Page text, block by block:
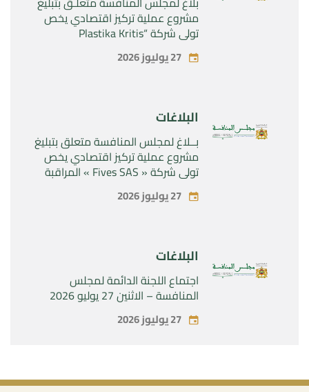
مشروع عملية تركيز اقتصادي يخص
تولي شركة “Plastika Kritis
SA”المراقبة الحصرية لشركة
“Naturplas Industrial SARL” 27 يوليوز 2026
البلاغات
بــلاغ لمجلس المنافسة متعلق بتبليغ
مشروع عملية تركيز اقتصادي يخص
تولي شركة « Fives SAS » المراقبة
SAS »27 يوليوز 2026
البلاغات
اجتماع اللجنة الدائمة لمجلس
المنافسة – الاثنين 27 يوليو 2026
27 يوليوز 2026